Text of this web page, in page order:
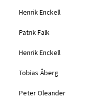
Henrik Enckell
Patrik Falk
Henrik Enckell
Tobias Åberg
Peter Oleander